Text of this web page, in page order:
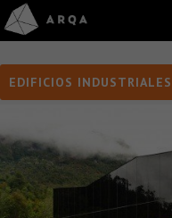
EDIFICIOS INDUSTRIALES